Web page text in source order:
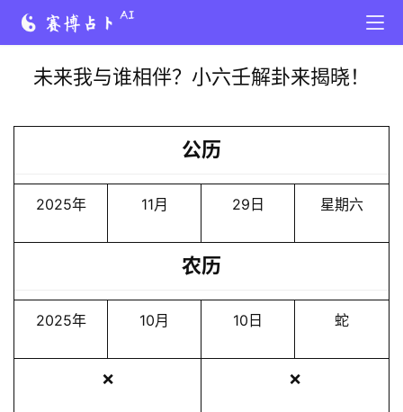
未来我与谁相伴？小六壬解卦来揭晓！
公历
2025年 11月 29日 星期六
农历
2025年 10月 10日 蛇
❌ ❌